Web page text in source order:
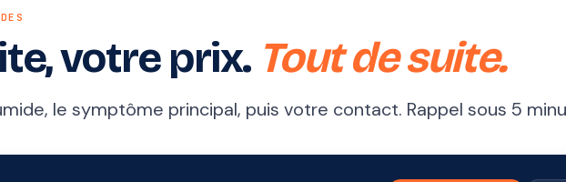
votre prix. Tout de suite.
le symptôme principal, puis votre contact. Rappel sous 5